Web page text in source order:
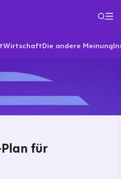
WirtschaftDie andere Meinung
für